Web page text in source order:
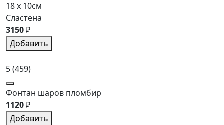
18 x 10см
Сластена
3150₽
Добавить
5(459)
Фонтан шаров пломбир
1120₽
Добавить